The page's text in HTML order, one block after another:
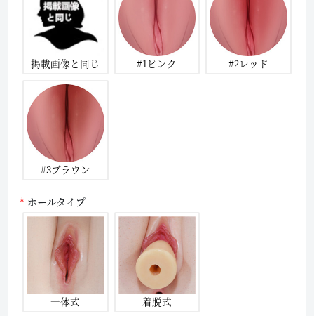
掲載画像と同じ #1ピンク #2レッド
#3ブラウン
ホールタイプ
一体式 着脱式